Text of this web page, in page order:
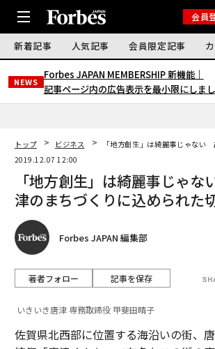
会員
新着記事 人気記事 会員限定記事
NEWS
Forbes JAPAN MEMBERSHIP 新機能｜
記事ページ内の広告表示を最小限にしま
トップ ビジネス
「地方創生」は綺麗事じゃな
2019.12.07 12:00
「地方創生」は綺麗事じゃ
津のまちづくりに込められた
Forbes JAPAN 編集部
著者フォロー 記事を保存
いきいき唐津 専務取締役 甲斐田晴子
佐賀県北西部に位置する海沿いの街、